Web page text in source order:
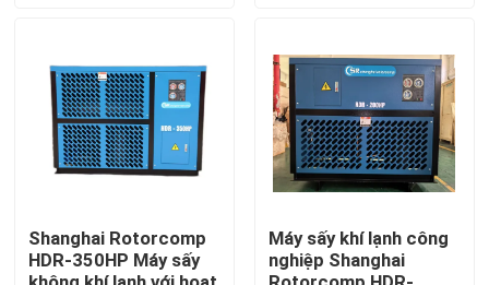
Các sản phẩm
Video
Về chúng tôi
Shanghai Rotorcomp
HDR-350HP Máy sấy
Máy sấy khí lạnh công
nghiệp Shanghai